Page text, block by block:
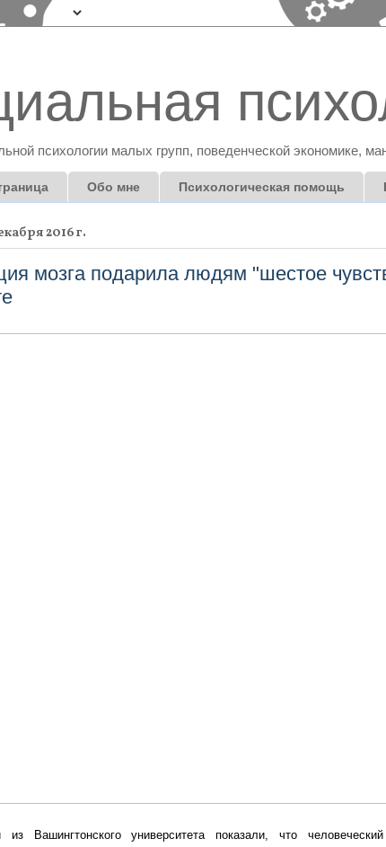
психологии малых групп, поведенческой экономике,
Обо мне Психологическая помощь
2016 г.
мозга подарила людям "шестое
из Вашингтонского университета показали, что